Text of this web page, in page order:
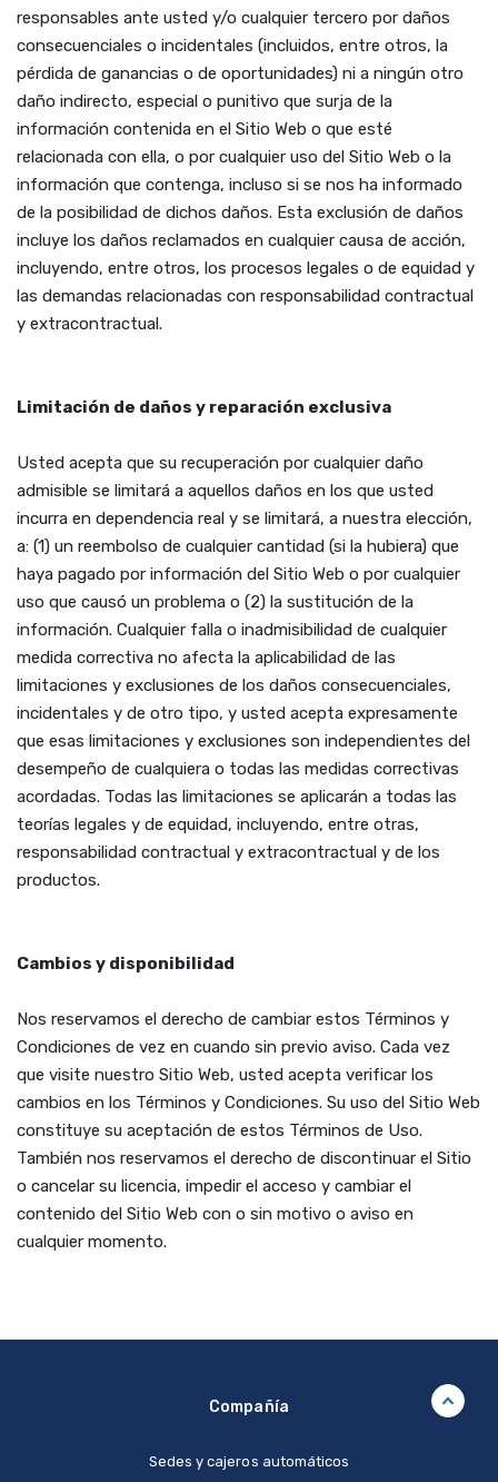
responsables ante usted y/o cualquier tercero por daños
consecuenciales o incidentales (incluidos, entre otros, la
pérdida de ganancias o de oportunidades) ni a ningún otro
daño indirecto, especial o punitivo que surja de la
información contenida en el Sitio Web o que esté
relacionada con ella, o por cualquier uso del Sitio Web o la
información que contenga, incluso si se nos ha informado
de la posibilidad de dichos daños. Esta exclusión de daños
incluye los daños reclamados en cualquier causa de acción,
incluyendo, entre otros, los procesos legales o de equidad y
las demandas relacionadas con responsabilidad contractual
y extracontractual.
Limitación de daños y reparación exclusiva
Usted acepta que su recuperación por cualquier daño
admisible se limitará a aquellos daños en los que usted
incurra en dependencia real y se limitará, a nuestra elección,
a: (1) un reembolso de cualquier cantidad (si la hubiera) que
haya pagado por información del Sitio Web o por cualquier
uso que causó un problema o (2) la sustitución de la
información. Cualquier falla o inadmisibilidad de cualquier
medida correctiva no afecta la aplicabilidad de las
limitaciones y exclusiones de los daños consecuenciales,
incidentales y de otro tipo, y usted acepta expresamente
que esas limitaciones y exclusiones son independientes del
desempeño de cualquiera o todas las medidas correctivas
acordadas. Todas las limitaciones se aplicarán a todas las
teorías legales y de equidad, incluyendo, entre otras,
responsabilidad contractual y extracontractual y de los
productos.
Cambios y disponibilidad
Nos reservamos el derecho de cambiar estos Términos y
Condiciones de vez en cuando sin previo aviso. Cada vez
que visite nuestro Sitio Web, usted acepta verificar los
cambios en los Términos y Condiciones. Su uso del Sitio Web
constituye su aceptación de estos Términos de Uso.
También nos reservamos el derecho de discontinuar el Sitio
o cancelar su licencia, impedir el acceso y cambiar el
contenido del Sitio Web con o sin motivo o aviso en
cualquier momento.
Compañía
Sedes y cajeros automáticos